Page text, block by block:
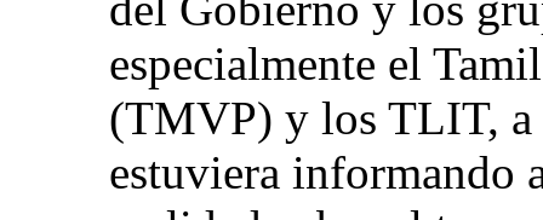
especialmente el
(TMVP) y los TLIT, a
estuviera informando